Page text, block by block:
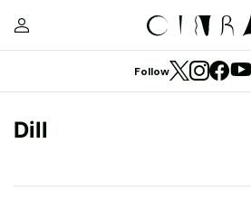
Follow
Dill